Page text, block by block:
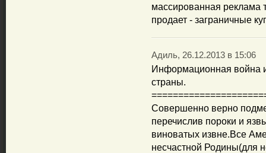
массированная реклама
продает - заграничные
Адиль, 26.12.2013 в 15:06
Информационная война
страны.
Совершенно верно
перечислив пороки и
виноватых извне.Все
несчастной Родины(для